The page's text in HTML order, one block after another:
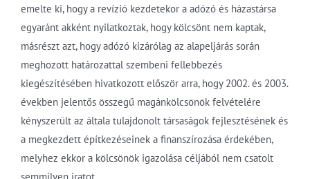
emelte ki, hogy a revízió kezdetekor a adózó és házastársa
egyaránt akként nyilatkoztak, hogy kölcsönt nem kaptak,
másrészt azt, hogy adózó kizárólag az alapeljárás során
meghozott határozattal szembeni fellebbezés
kiegészítésében hivatkozott először arra, hogy 2002. és 2003.
években jelentős összegű magánkölcsönök felvételére
kényszerült az általa tulajdonolt társaságok fejlesztésének és
a megkezdett építkezéseinek a finanszírozása érdekében,
melyhez ekkor a kölcsönök igazolása céljából nem csatolt